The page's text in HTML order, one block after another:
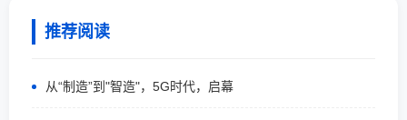
推荐阅读
从“制造”到"智造"，5G时代，启幕